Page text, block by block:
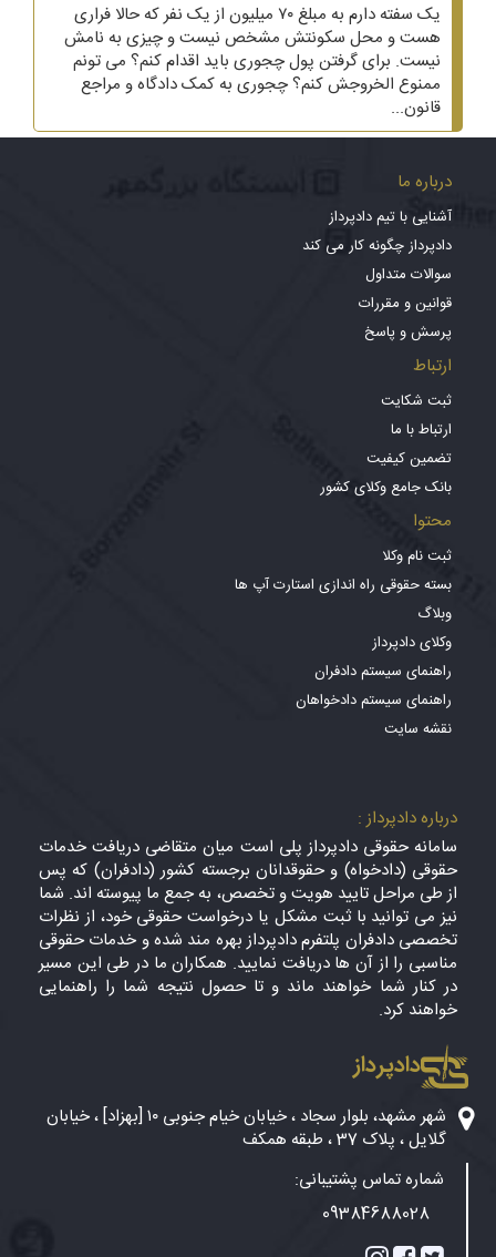
یک سفته دارم به مبلغ ۷۰ میلیون از یک نفر که حالا فراری
هست و محل سکونتش مشخص نیست و چیزی به نامش
نیست. برای گرفتن پول چجوری باید اقدام کنم؟ می تونم
ممنوع الخروجش کنم؟ چجوری به کمک دادگاه و مراجع
قانون...
درباره ما
آشنایی با تیم دادپرداز
دادپرداز چگونه کار می کند
سوالات متداول
قوانین و مقررات
پرسش و پاسخ
ارتباط
ثبت شکایت
ارتباط با ما
تضمین کیفیت
بانک جامع وکلای کشور
محتوا
ثبت نام وکلا
بسته حقوقی راه اندازی استارت آپ ها
وبلاگ
وکلای دادپرداز
راهنمای سیستم دادفران
راهنمای سیستم دادخواهان
نقشه سایت
درباره دادپرداز :
سامانه حقوقی دادپرداز پلی است میان متقاضی دریافت خدمات
حقوقی (دادخواه) و حقوقدانان برجسته کشور (دادفران) که پس
از طی مراحل تایید هویت و تخصص، به جمع ما پیوسته اند. شما
نیز می توانید با ثبت مشکل یا درخواست حقوقی خود، از نظرات
تخصصی دادفران پلتفرم دادپرداز بهره مند شده و خدمات حقوقی
مناسبی را از آن ها دریافت نمایید. همکاران ما در طی این مسیر
در کنار شما خواهند ماند و تا حصول نتیجه شما را راهنمایی
خواهند کرد.
دادپرداز
شهر مشهد، بلوار سجاد ، خیابان خیام جنوبی ۱۰ [بهزاد] ، خیابان
گلایل ، پلاک 37 ، طبقه همکف
شماره تماس پشتیبانی:
09384688028